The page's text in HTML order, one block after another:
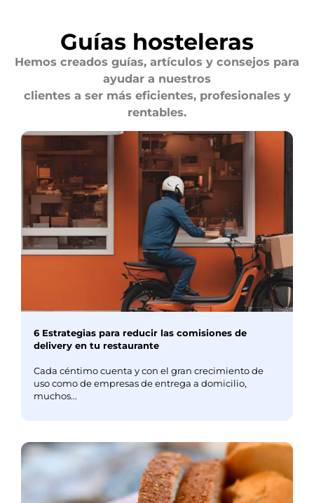
Guías hosteleras
Hemos creados guías, artículos y consejos para
ayudar a nuestros
clientes a ser más eficientes, profesionales y
rentables.
6 Estrategias para reducir las comisiones de
delivery en tu restaurante
Cada céntimo cuenta y con el gran crecimiento de
uso como de empresas de entrega a domicilio,
muchos...